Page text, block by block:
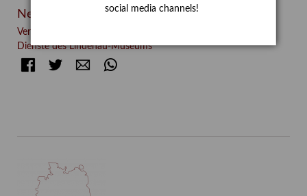
Neueste Beiträge
Verschenkt, verkauft, vergessen? – Kunstdetektivinnen im
Dienste des Lindenau-Museums
FacebookTwitter E-mail
social media channels!